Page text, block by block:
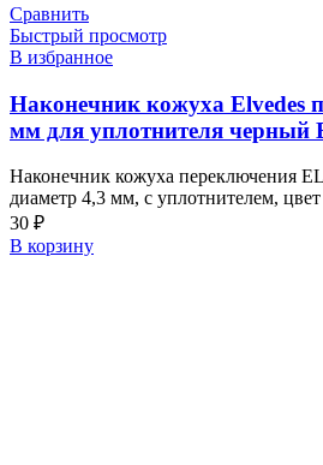
Сравнить
Быстрый просмотр
В избранное
Наконечник кожуха Elvedes
мм для уплотнителя черный
Наконечник кожуха переключения
диаметр 4,3 мм, с уплотнителем,
30 ₽
В корзину